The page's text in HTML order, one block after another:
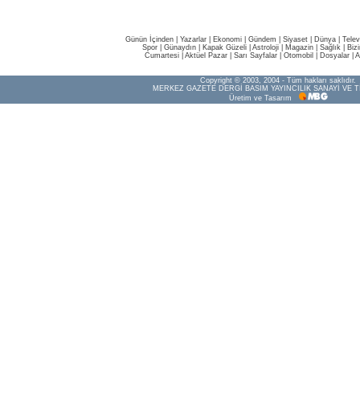
Günün İçinden Yazarlar Ekonomi Gündem Siyaset Dünya |
Spor
Günaydın Kapak Güzeli Astroloji Magazin Sağlık
Cumartesi| Aktüel Pazar| Sarı Sayfalar| Otomobil Dosyalar|
Copyright © 2003, 2004 - Tüm hakları saklıdır.
MERKEZ GAZETE DERGİ BASIM YAYINCILIK SANAYİ VE
Üretim ve Tasarım